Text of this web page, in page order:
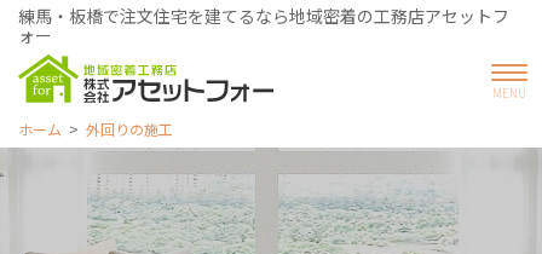
練馬・板橋で注文住宅を建てるなら地域密着の工務店アセットフ
ォー
ホーム 外回りの施工